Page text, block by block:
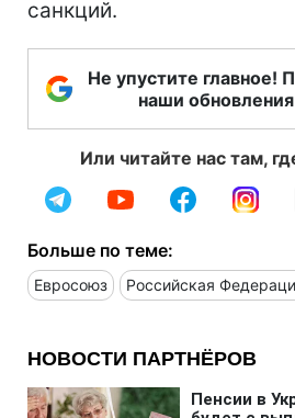
санкций.
Не упустите главное!
наши
Или читайте нас там,
Больше по теме:
Евросоюз Российская